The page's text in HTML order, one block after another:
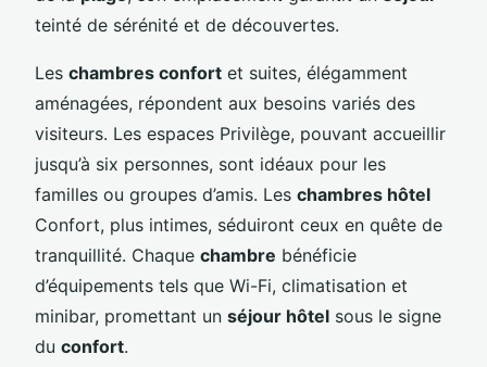
teinté de sérénité et de découvertes.
Les chambres confort et suites, élégamment
aménagées, répondent aux besoins variés des
visiteurs. Les espaces Privilège, pouvant accueillir
jusqu’à six personnes, sont idéaux pour les
familles ou groupes d’amis. Les chambres hôtel
Confort, plus intimes, séduiront ceux en quête de
tranquillité. Chaque chambre bénéficie
d’équipements tels que Wi-Fi, climatisation et
minibar, promettant un séjour hôtel sous le signe
du confort.